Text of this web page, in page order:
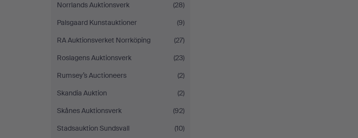
Norrlands Auktionsverk
(28)
Palsgaard Kunstauktioner
(9)
RA Auktionsverket Norrköping
(27)
Roslagens Auktionsverk
(23)
Rumsey’s Auctioneers
(2)
Skandia Auktion
(2)
Skånes Auktionsverk
(92)
Stadsauktion Sundsvall
(10)